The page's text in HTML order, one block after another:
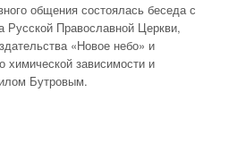
общения состоялась беседа с
Русской Православной Церкви,
«Новое небо» и
химической зависимости и
Бутровым.